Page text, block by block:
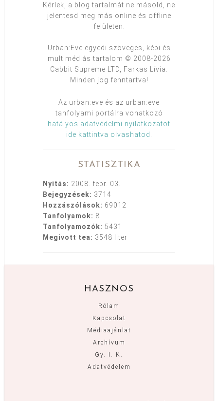
Kérlek, a blog tartalmát ne másold, ne
jelentesd meg más online és offline
felületen.
Urban:Eve egyedi szöveges, képi és
multimédiás tartalom © 2008-2026
Cabbit Supreme LTD, Farkas Lívia.
Minden jog fenntartva!
Az urban:eve és az urban:eve
tanfolyami portálra vonatkozó
hatályos adatvédelmi nyilatkozatot
ide kattintva olvashatod
STATISZTIKA
Nyitás: 2008. febr. 03.
Bejegyzések: 3714
Hozzászólások: 69012
Tanfolyamok: 8
Tanfolyamozók: 5431
Megivott tea: 3548 liter
HASZNOS
Rólam
Kapcsolat
Médiaajánlat
Archívum
Gy. I. K.
Adatvédelem